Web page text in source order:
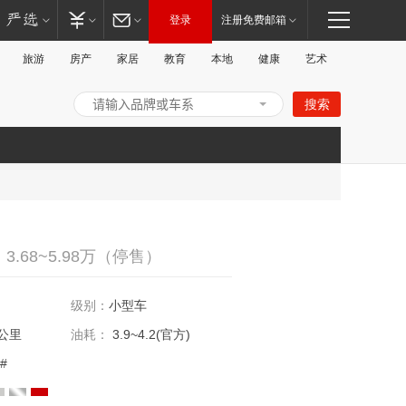
登录 注册免费邮箱
旅游 房产 家居 教育 本地 健康 艺术
搜索
万（停售）
级别： 小型车
里 油耗：
3.9~4.2(官方)